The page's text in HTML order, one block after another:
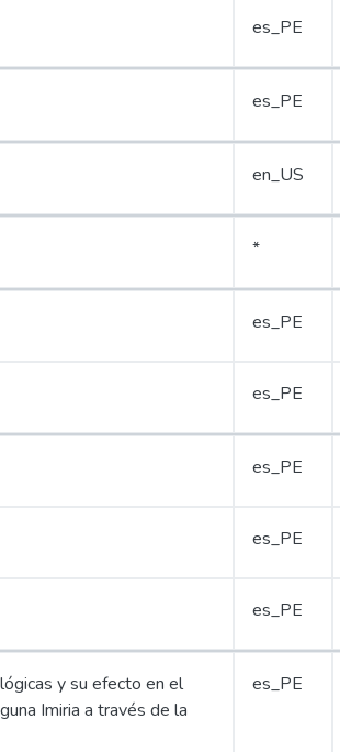
es_PE
es_PE
en_US
*
es_PE
es_PE
es_PE
es_PE
es_PE
y su efecto en el
Imiria a través de la
es_PE